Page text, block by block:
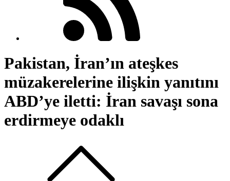
Pakistan, İran’ın ateşkes
müzakerelerine ilişkin yanıtını
ABD’ye iletti: İran savaşı sona
erdirmeye odaklı